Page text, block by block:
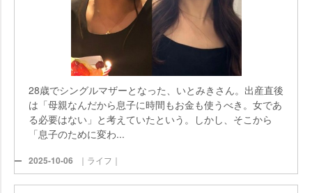
28歳でシングルマザーとなった、いとみきさん。出産直後
は「母親なんだから息子に時間もお金も使うべき。女であ
る必要はない」と考えていたという。しかし、そこから
「息子のために変わ...
2025-10-06 ｜ライフ｜